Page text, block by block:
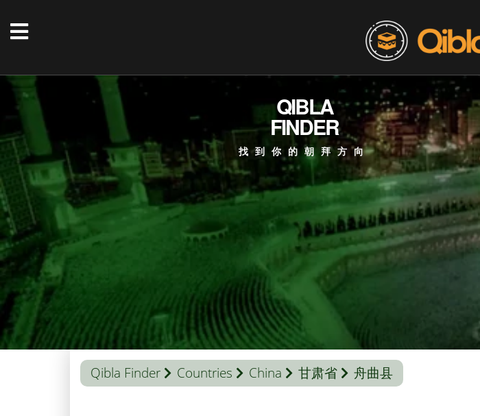
QIBLA
FINDER
找到你的朝拜方向
Qibla Finder Countries China 甘肃省 舟曲县